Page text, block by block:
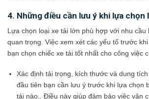
4. Những điều cần lưu ý khi lựa chọn
Lựa chọn loại xe tải lớn phù hợp với nhu cầu
quan trọng. Việc xem xét các yếu tố trước
bạn chọn chiếc xe tải tốt nhất cho công việc
Xác định tải trọng, kích thước và dung
đầu tiên bạn cần lưu ý trước khi lựa chọn
tải nào.. Điều này giúp đảm bảo việc vận